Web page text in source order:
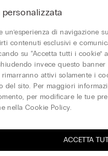
Chiuso
personalizzata
un’esperienza di navigazione
contenuti esclusivi e
su “Accetta tutti i cookie”
invece questo
rimarranno attivi solamente i
del sito. Per maggiori
per modificare le tue
nella Cookie Policy.
ACCETTA